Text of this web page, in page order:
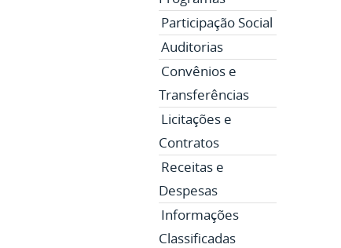
Participação Social
Auditorias
Convênios e
Transferências
Licitações e
Contratos
Receitas e
Despesas
Informações
Classificadas